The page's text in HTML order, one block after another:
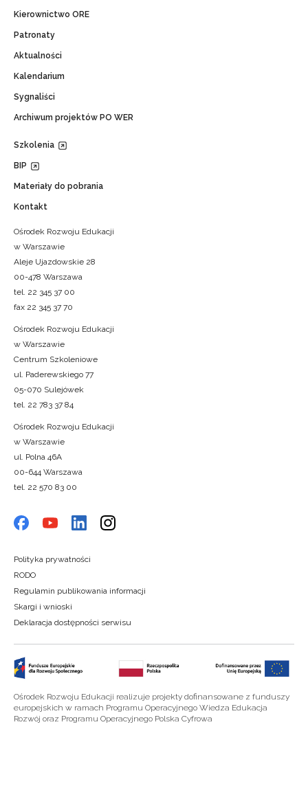
Kierownictwo ORE
Patronaty
Aktualności
Kalendarium
Sygnaliści
Archiwum projektów PO WER
Szkolenia
BIP
Materiały do pobrania
Kontakt
Ośrodek Rozwoju Edukacji
w Warszawie
Aleje Ujazdowskie 28
00-478 Warszawa
tel. 22 345 37 00
fax 22 345 37 70
Ośrodek Rozwoju Edukacji
w Warszawie
Centrum Szkoleniowe
ul. Paderewskiego 77
05-070 Sulejówek
tel. 22 783 37 84
Ośrodek Rozwoju Edukacji
w Warszawie
ul. Polna 46A
00-644 Warszawa
tel. 22 570 83 00
Polityka prywatności
RODO
Regulamin publikowania informacji
Skargi i wnioski
Deklaracja dostępności serwisu
Ośrodek Rozwoju Edukacji realizuje projekty dofinansowane z funduszy
europejskich w ramach Programu Operacyjnego Wiedza Edukacja
Rozwój oraz Programu Operacyjnego Polska Cyfrowa